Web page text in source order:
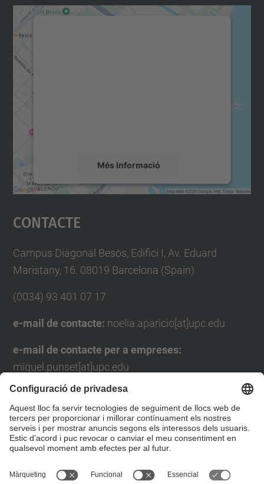
Més Informació
Accepta
powered by
Contacte
Campus Diagonal Besòs, Edifici I, Av. Eduard
Maristany, 16. 08019 Barcelona (Spain)
(0034) 93 401 07 17
e-mail de contacte: noelia.aparicio[at]upc.edu
e-mail de contacte per a empreses:
miquel.punset[at]upc.edu
Formulari de contacte
Llista Xarxes Socials